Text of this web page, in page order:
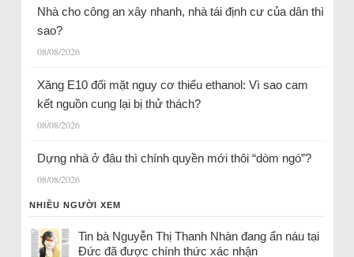
Nhà cho công an xây nhanh, nhà tái định cư của dân thì
sao?
08/08/2026
Xăng E10 đối mặt nguy cơ thiếu ethanol: Vì sao cam
kết nguồn cung lại bị thử thách?
08/08/2026
Dựng nhà ở đâu thì chính quyền mới thôi “dòm ngó”?
08/08/2026
NHIỀU NGƯỜI XEM
Tin bà Nguyễn Thị Thanh Nhàn đang ẩn náu tại
Đức đã được chính thức xác nhận